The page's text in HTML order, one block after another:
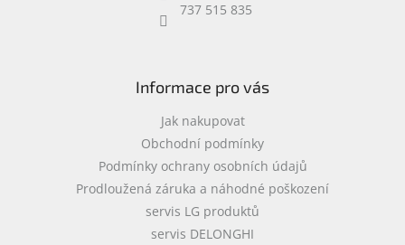
737 515 835
Informace pro vás
Jak nakupovat
Obchodní podmínky
Podmínky ochrany osobních údajů
Prodloužená záruka a náhodné poškození
servis LG produktů
servis DELONGHI